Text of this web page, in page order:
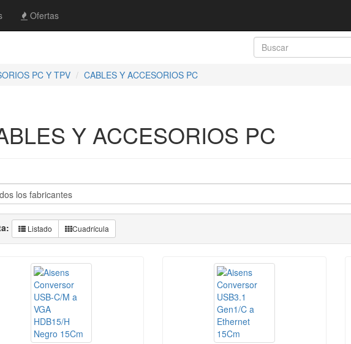
Ofertas
PC Y TPV CABLES Y ACCESORIOS PC
Y ACCESORIOS PC
Listado Cuadrícula